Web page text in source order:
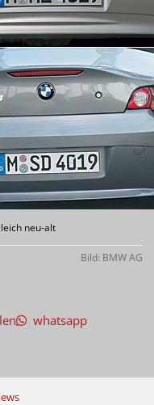
neu-alt
Bild: BMW AG
whatsapp